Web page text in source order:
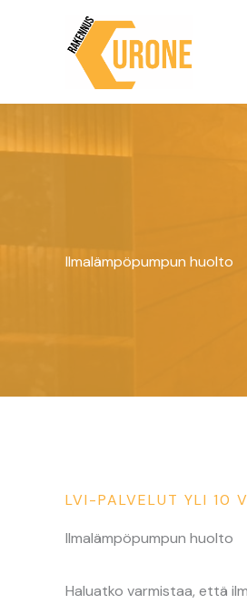
Ilmalämpöpumpun huolto
LVI-PALVELUT YLI 10
Ilmalämpöpumpun huolto
Haluatko varmistaa, että